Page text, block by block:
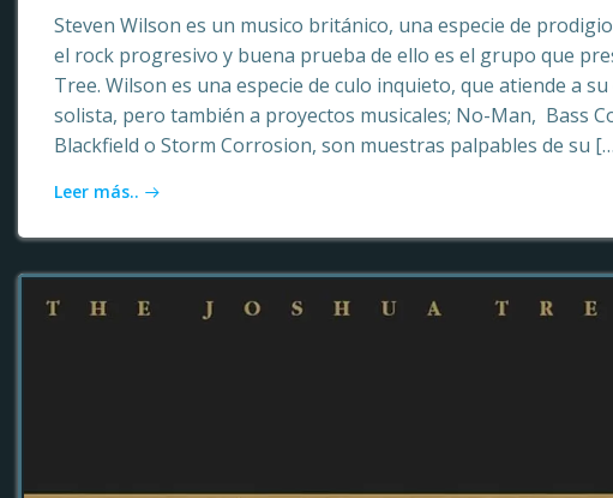
Steven Wilson es un musico británico, una especie de
el rock progresivo y buena prueba de ello es el grupo que
Tree. Wilson es una especie de culo inquieto, que atiende a
solista, pero también a proyectos musicales; No-Man, Bass
Blackfield o Storm Corrosion, son muestras palpables de su
Leer más..